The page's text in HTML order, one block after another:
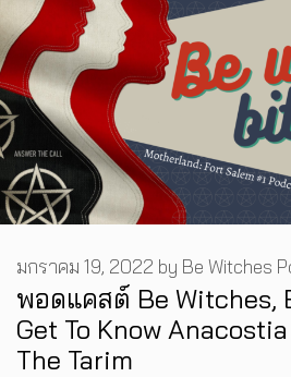
พอดแคสต์ Be Witches,
Get To Know
The Tarim
มกราคม 19, 2022 by Be Witches